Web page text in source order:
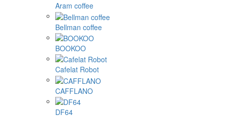
Aram coffee
Bellman coffee
BOOKOO
Cafelat Robot
CAFFLANO
DF64